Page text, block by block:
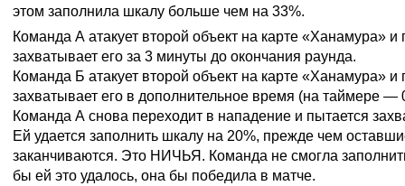
этом заполнила шкалу больше чем на 33%.
Команда А атакует второй объект на карте «Ханамура» и
захватывает его за 3 минуты до окончания раунда.
Команда Б атакует второй объект на карте «Ханамура» и
захватывает его в дополнительное время (на таймере —
Команда А снова переходит в нападение и пытается
Ей удается заполнить шкалу на 20%, прежде чем
заканчиваются. Это НИЧЬЯ. Команда не смогла
бы ей это удалось, она бы победила в матче.